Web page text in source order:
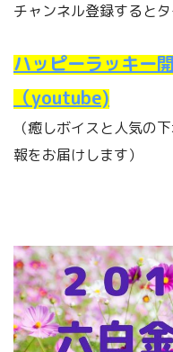
チャンネル登録すると
ハッピーラッキー
（youtube)
（癒しボイスと人気の
報をお届けします）